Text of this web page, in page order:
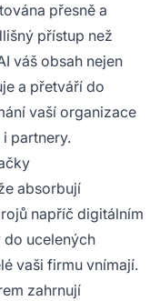
přesně a
přístup než
váš obsah nejen
a přetváří do
vaší organizace
partnery.
absorbují
napříč digitálním
ucelených
vaši firmu vnímají.
zahrnují